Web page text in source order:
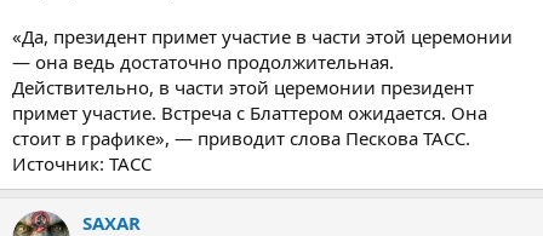
«Да, президент примет участие в части этой церемонии
— она ведь достаточно продолжительная.
Действительно, в части этой церемонии президент
примет участие. Встреча с Блаттером ожидается. Она
стоит в графике», — приводит слова Пескова ТАСС.
Источник: ТАСС
SAXAR